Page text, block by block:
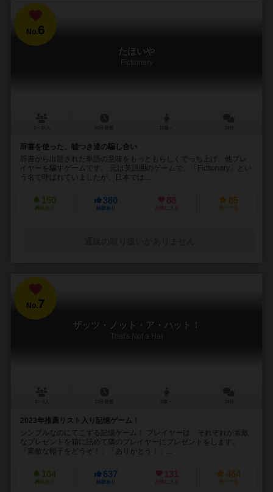
No.6
たほいや
Fictionary
辞書を使った、嘘つき達の騙し合い
辞書から出題された単語の意味をもっともらしくでっち上げ、他プレ
イヤーを騙すゲームです。 元は英語圏のゲームで、「Fictionary」とい
う名で呼ばれていましたが、日本では...
150
興味あり
380
経験あり
88
お気に入り
85
持ってる
No.7
ザッツ・ノット・ア・ハット！
That's Not a Hat
2023年推薦リスト入り記憶ゲーム！
シンプルなのにてこずる記憶ゲーム！ プレイヤーは、それぞれが素敵
なプレゼントを箱に詰めて隣のプレイヤーにプレゼントをします。
「素敵な帽子をどうぞ！」「ありがとう！」...
104
興味あり
637
経験あり
131
お気に入り
464
持ってる